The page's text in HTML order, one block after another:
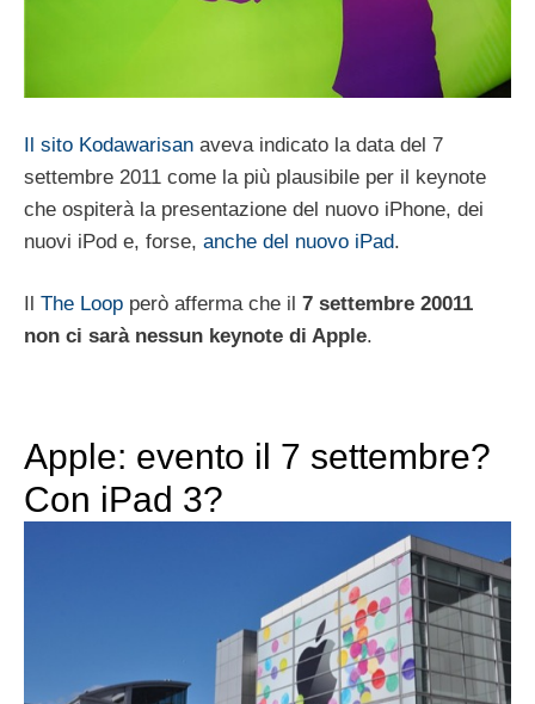
Il sito Kodawarisan aveva indicato la data del 7
settembre 2011 come la più plausibile per il keynote
che ospiterà la presentazione del nuovo iPhone, dei
nuovi iPod e, forse, anche del nuovo iPad.
The Loop però afferma che il 7 settembre 20011
non ci sarà nessun keynote di Apple.
Apple: evento il 7 settembre?
Con iPad 3?